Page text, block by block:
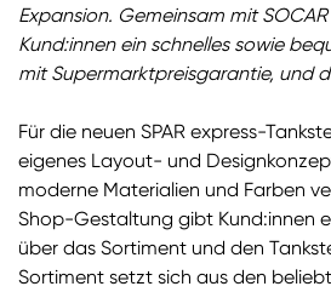
Expansion. Gemeinsam mit
Kund:innen ein schnelles sowie
mit Supermarktpreisgarantie, und
Für die neuen SPAR express-
eigenes Layout- und
moderne Materialien und Farben
Shop-Gestaltung gibt Kund:innen
über das Sortiment und den
Sortiment setzt sich aus den